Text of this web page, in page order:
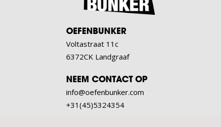
OEFENBUNKER
Voltastraat 11c
6372CK Landgraaf
NEEM CONTACT OP
info@oefenbunker.com
+31(45)5324354